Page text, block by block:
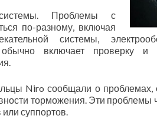
системы. Проблемы с
по-разному, включая
системы,
включает проверку и
Niro сообщали о проблемах,
торможения. Эти
суппортов.